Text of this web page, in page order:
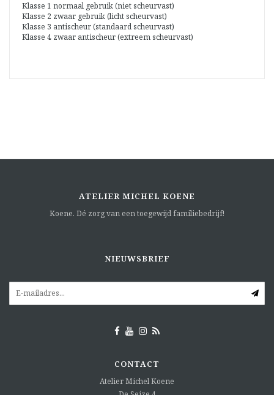
Klasse 1 normaal gebruik (niet scheurvast)
Klasse 2 zwaar gebruik (licht scheurvast)
Klasse 3 antischeur (standaard scheurvast)
Klasse 4 zwaar antischeur (extreem scheurvast)
ATELIER MICHEL KOENE
Koene. Dé zorg van een toegewijd familiebedrijf!
NIEUWSBRIEF
CONTACT
Atelier Michel Koene